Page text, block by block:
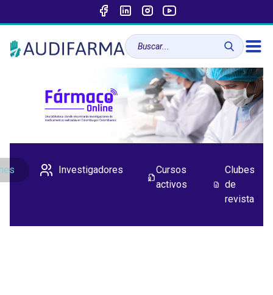
Investigadores
Cursos
activos
Clubes
de
revista